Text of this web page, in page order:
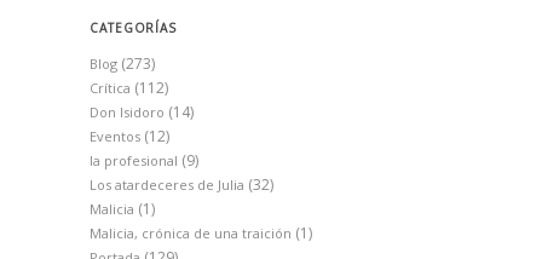
CATEGORÍAS
Blog (273)
Crítica (112)
Don Isidoro (14)
Eventos (12)
la profesional (9)
Los atardeceres de Julia (32)
Malicia (1)
Malicia, crónica de una traición (1)